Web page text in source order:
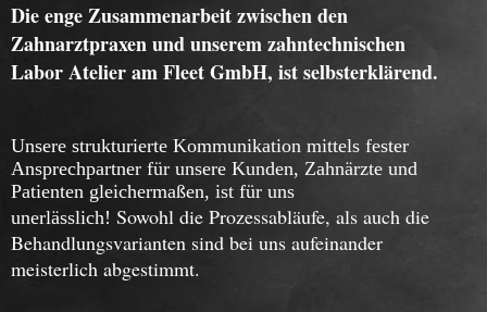
Die enge Zusammenarbeit zwischen den
Zahnarztpraxen und unserem zahntechnischen
LaborAtelier am Fleet GmbH, ist selbsterklärend.
Unsere strukturierte Kommunikation mittels fester
Ansprechpartner für unsere Kunden, Zahnärzte und
Patienten gleichermaßen, ist für uns
unerlässlich! Sowohl die Prozessabläufe, als auch die
Behandlungsvarianten sind bei uns aufeinander
meisterlich abgestimmt.